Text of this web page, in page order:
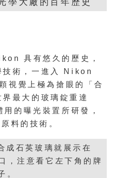
具有悠久的歷史，
技術，一進入 Nikon
視覺上極為搶眼的「合
最大的玻璃錠重達
的曝光裝置所研發，
料的技術。